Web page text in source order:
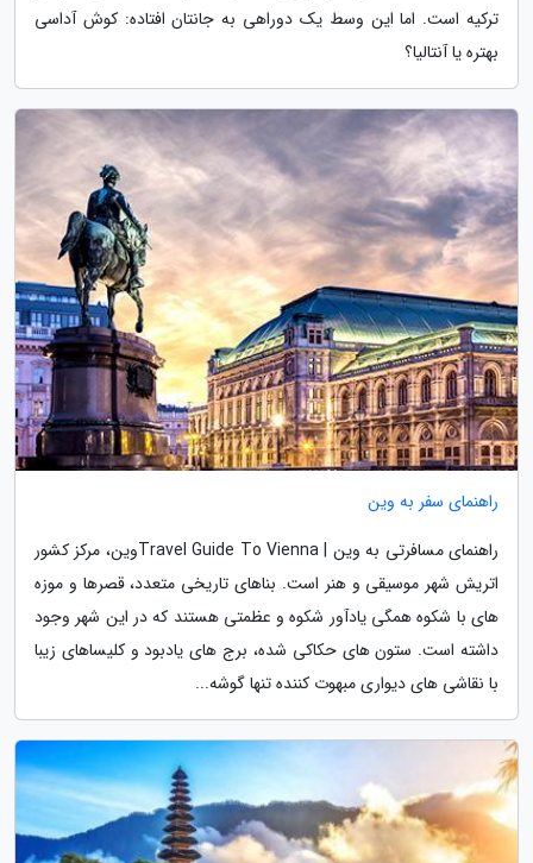
ترکیه است. اما این وسط یک دوراهی به جانتان افتاده: کوش آداسی
بهتره یا آنتالیا؟
راهنمای سفر به وین
راهنمای مسافرتی به وین | Travel Guide To Viennaوین، مرکز کشور
اتریش شهر موسیقی و هنر است. بناهای تاریخی متعدد، قصرها و موزه
های با شکوه همگی یادآور شکوه و عظمتی هستند که در این شهر وجود
داشته است. ستون های حکاکی شده، برج های یادبود و کلیساهای زیبا
با نقاشی های دیواری مبهوت کننده تنها گوشه...